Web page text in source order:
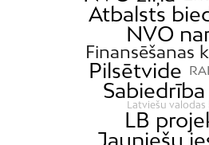
Atbalsts
NVO
Finansēšanas
Pilsētvide
Sabiedrība
Latviešu valodas
LB
Jauniešu